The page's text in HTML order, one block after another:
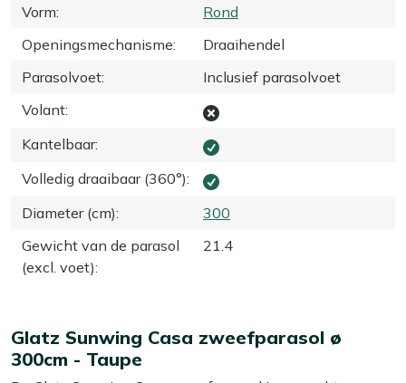
Vorm:
Rond
Openingsmechanisme:
Draaihendel
Parasolvoet:
Inclusief parasolvoet
Volant:
Kantelbaar:
Volledig draaibaar (360°):
Diameter (cm):
300
Gewicht van de parasol
(excl. voet):
21.4
Glatz Sunwing Casa zweefparasol ø
300cm - Taupe